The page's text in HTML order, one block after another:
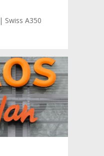
| Swiss A350